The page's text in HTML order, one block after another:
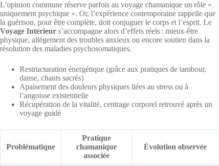
L’opinion commune réserve parfois au voyage chamanique un rôle «
uniquement psychique ». Or, l’expérience contemporaine rappelle que
la guérison, pour être complète, doit conjuguer le corps et l’esprit. Le
Voyage Intérieur s’accompagne alors d’effets réels : mieux-être
physique, allégement des troubles anxieux ou encore soutien dans la
résolution des maladies psychosomatiques.
Restructuration énergétique (grâce aux pratiques de tambour,
danse, chants sacrés)
Apaisement des douleurs physiques liées au stress ou à
l’angoisse existentielle
Récupération de la vitalité, centrage corporel retrouvé après un
voyage guidé
Problématique
Pratique
chamanique
associée
Évolution observée